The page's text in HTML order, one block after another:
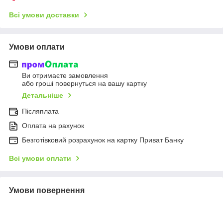
Всі умови доставки
Умови оплати
Ви отримаєте замовлення
або гроші повернуться на вашу картку
Детальніше
Післяплата
Оплата на рахунок
Безготівковий розрахунок на картку Приват Банку
Всі умови оплати
Умови повернення